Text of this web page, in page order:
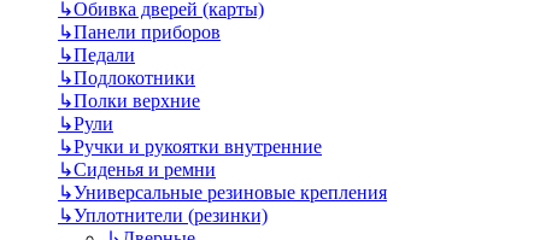
↳Обивка дверей (карты)
↳Панели приборов
↳Педали
↳Подлокотники
↳Полки верхние
↳Рули
↳Ручки и рукоятки внутренние
↳Сиденья и ремни
↳Универсальные резиновые крепления
↳Уплотнители (резинки)